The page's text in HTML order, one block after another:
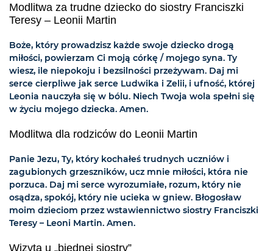
Modlitwa za trudne dziecko do siostry Franciszki
Teresy – Leonii Martin
Boże, który prowadzisz każde swoje dziecko drogą
miłości, powierzam Ci moją córkę / mojego syna. Ty
wiesz, ile niepokoju i bezsilności przeżywam. Daj mi
serce cierpliwe jak serce Ludwika i Zelii, i ufność, której
Leonia nauczyła się w bólu. Niech Twoja wola spełni się
w życiu mojego dziecka. Amen.
Modlitwa dla rodziców do Leonii Martin
Panie Jezu, Ty, który kochałeś trudnych uczniów i
zagubionych grzeszników, ucz mnie miłości, która nie
porzuca. Daj mi serce wyrozumiałe, rozum, który nie
osądza, spokój, który nie ucieka w gniew. Błogosław
moim dzieciom przez wstawiennictwo siostry Franciszki
Teresy – Leoni Martin. Amen.
Wizyta u „biednej siostry”